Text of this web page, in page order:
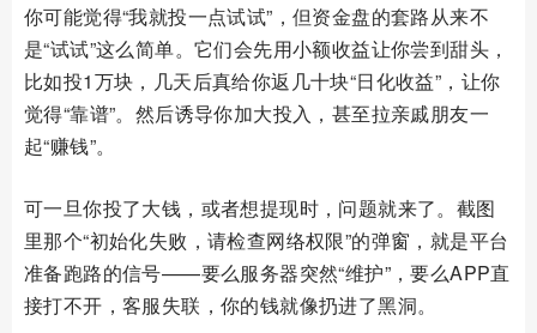
你可能觉得“我就投一点试试”，但资金盘的套路从来不
是“试试”这么简单。它们会先用小额收益让你尝到甜头，
比如投1万块，几天后真给你返几十块“日化收益”，让你
觉得“靠谱”。然后诱导你加大投入，甚至拉亲戚朋友一
起“赚钱”。
可一旦你投了大钱，或者想提现时，问题就来了。截图
里那个“初始化失败，请检查网络权限”的弹窗，就是平台
准备跑路的信号——要么服务器突然“维护”，要么APP直
接打不开，客服失联，你的钱就像扔进了黑洞。